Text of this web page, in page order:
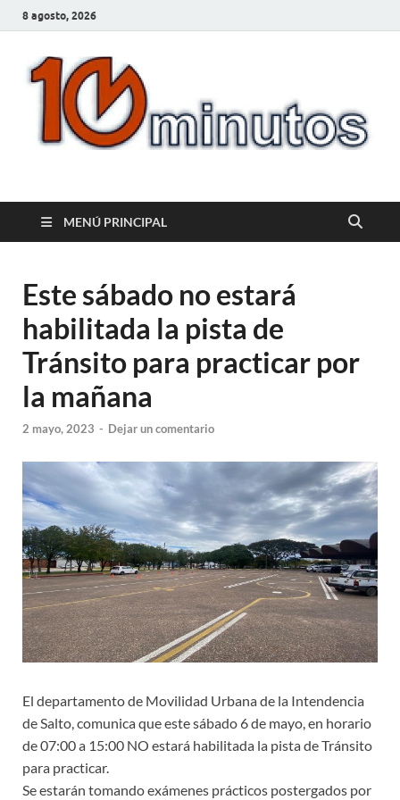
8 agosto, 2026
10minutos.com.uy
MENÚ PRINCIPAL
Este sábado no estará
habilitada la pista de
Tránsito para practicar por
la mañana
2 mayo, 2023 - Dejar un comentario
El departamento de Movilidad Urbana de la Intendencia
de Salto, comunica que este sábado 6 de mayo, en horario
de 07:00 a 15:00 NO estará habilitada la pista de Tránsito
para practicar.
Se estarán tomando exámenes prácticos postergados por